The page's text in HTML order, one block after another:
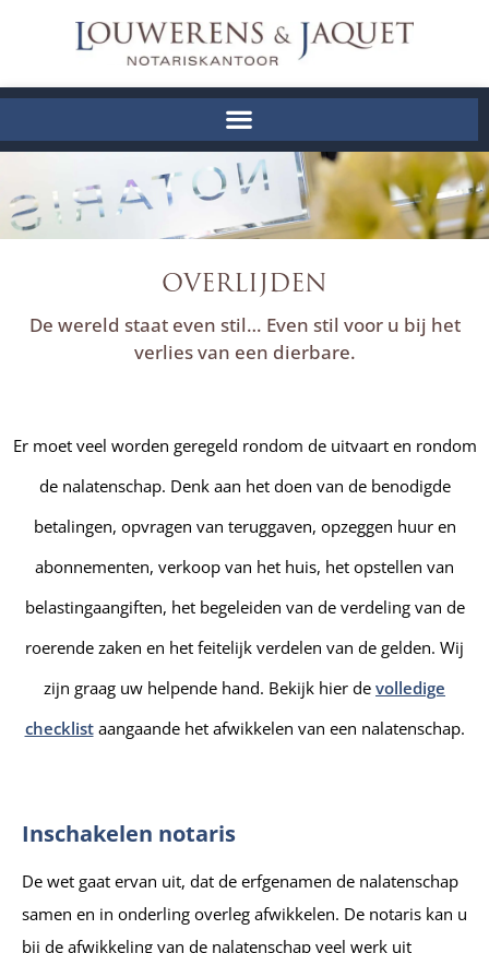
OVERLIJDEN
De wereld staat even stil… Even stil voor u bij het
verlies van een dierbare.
Er moet veel worden geregeld rondom de uitvaart en rondom
de nalatenschap. Denk aan het doen van de benodigde
betalingen, opvragen van teruggaven, opzeggen huur en
abonnementen, verkoop van het huis, het opstellen van
belastingaangiften, het begeleiden van de verdeling van de
roerende zaken en het feitelijk verdelen van de gelden. Wij
zijn graag uw helpende hand. Bekijk hier de volledige
checklistaangaande het afwikkelen van een nalatenschap.
Inschakelen notaris
De wet gaat ervan uit, dat de erfgenamen de nalatenschap
samen en in onderling overleg afwikkelen. De notaris kan u
bij de afwikkeling van de nalatenschap veel werk uit